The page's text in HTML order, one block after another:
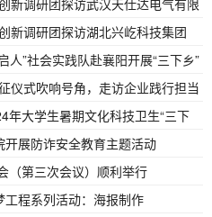
新调研团探访武汉天仕达电气有限
新调研团探访湖北兴屹科技集团
人”社会实践队赴襄阳开展“三下乡”
仪式吹响号角，走访企业践行担当
年大学生暑期文化科技卫生“三下
展防诈安全教育主题活动
（第三次会议）顺利举行
程系列活动：海报制作